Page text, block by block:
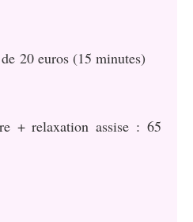
20 euros (15 minutes)
+ relaxation assise : 65